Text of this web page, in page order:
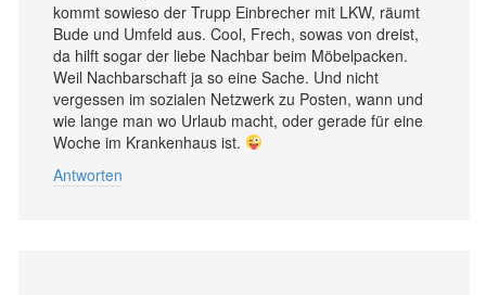
kommt sowieso der Trupp Einbrecher mit LKW, räumt
Bude und Umfeld aus. Cool, Frech, sowas von dreist,
da hilft sogar der liebe Nachbar beim Möbelpacken.
Weil Nachbarschaft ja so eine Sache. Und nicht
vergessen im sozialen Netzwerk zu Posten, wann und
wie lange man wo Urlaub macht, oder gerade für eine
Woche im Krankenhaus ist.
Antworten